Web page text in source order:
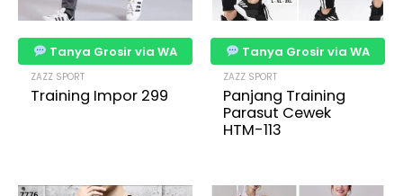
Tanya Grosir via WA
ZAZZ SPORT
Training Impor 299
Tanya Grosir via WA
ZAZZ SPORT
Panjang Training
Parasut Cewek
HTM-113